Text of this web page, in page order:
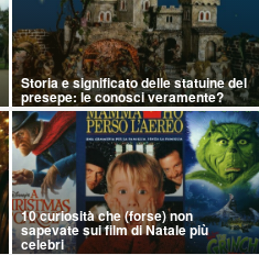
Storia e significato delle statuine del
presepe: le conosci veramente?
10 curiosità che (forse) non
sapevate sui film di Natale più
celebri